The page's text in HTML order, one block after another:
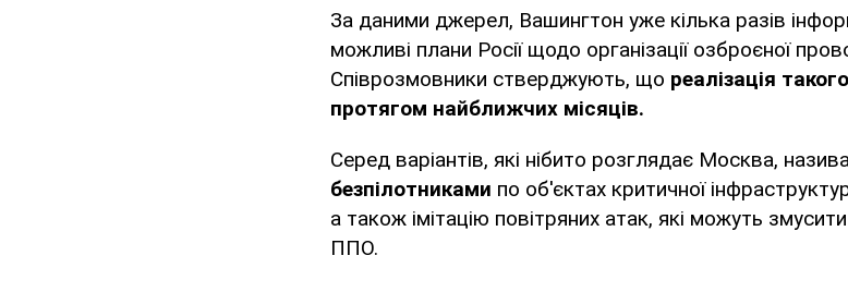
За даними джерел, Вашингтон уже кілька разів
можливі плани Росії щодо організації озброєної
Співрозмовники стверджують, що реалізація
протягом найближчих місяців.
Серед варіантів, які нібито розглядає Москва,
безпілотниками по об'єктах критичної
а також імітацію повітряних атак, які можуть
ППО.